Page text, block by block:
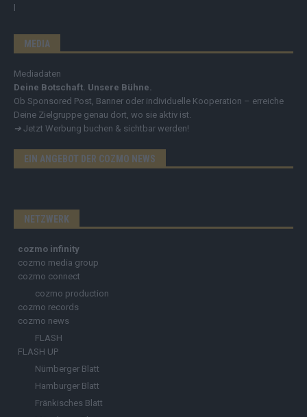
MEDIA
Mediadaten
Deine Botschaft. Unsere Bühne.
Ob Sponsored Post, Banner oder individuelle Kooperation – erreiche
Deine Zielgruppe genau dort, wo sie aktiv ist.
➔ Jetzt Werbung buchen & sichtbar werden!
EIN ANGEBOT DER COZMO NEWS
NETZWERK
cozmo infinity
cozmo media group
cozmo connect
cozmo production
cozmo records
cozmo news
FLASH
FLASH UP
Nürnberger Blatt
Hamburger Blatt
Fränkisches Blatt